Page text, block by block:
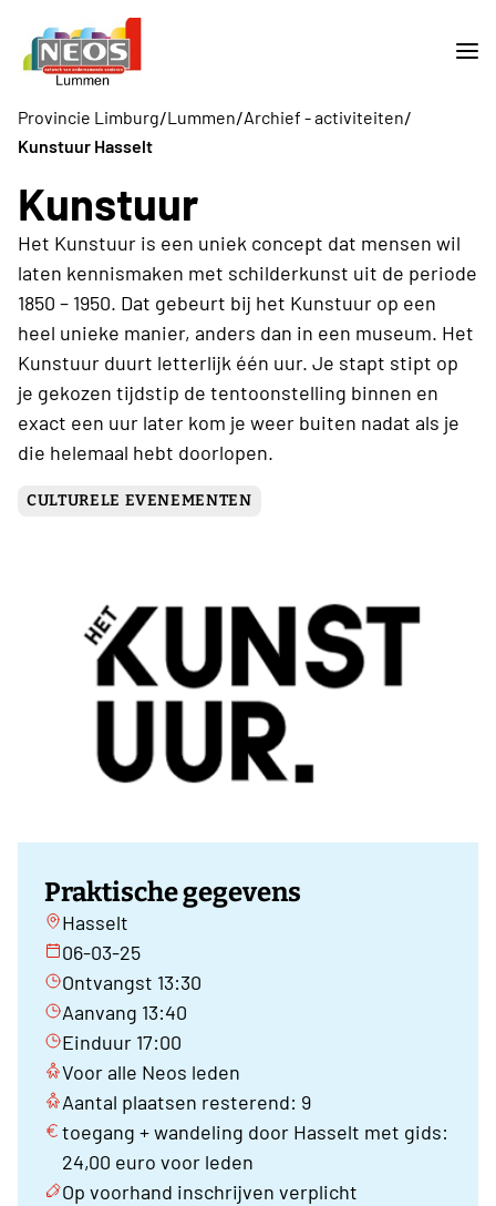
Provincie Limburg/Lummen/Archief - activiteiten/
Kunstuur Hasselt
Kunstuur
Het Kunstuur is een uniek concept dat mensen wil
laten kennismaken met schilderkunst uit de periode
1850 – 1950. Dat gebeurt bij het Kunstuur op een
heel unieke manier, anders dan in een museum. Het
Kunstuur duurt letterlijk één uur. Je stapt stipt op
je gekozen tijdstip de tentoonstelling binnen en
exact een uur later kom je weer buiten nadat als je
die helemaal hebt doorlopen.
CULTURELE EVENEMENTEN
Praktische gegevens
Hasselt
06-03-25
Ontvangst 13:30
Aanvang 13:40
Einduur 17:00
Voor alle Neos leden
Aantal plaatsen resterend: 9
toegang + wandeling door Hasselt met gids:
24,00 euro voor leden
Op voorhand inschrijven verplicht